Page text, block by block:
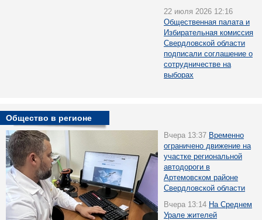
22 июля 2026 12:16
Общественная палата и
Избирательная комиссия
Свердловской области
подписали соглашение о
сотрудничестве на
выборах
Общество в регионе
Вчера 13:37 Временно
ограничено движение на
участке региональной
автодороги в
Артемовском районе
Свердловской области
Вчера 13:14 На Среднем
Урале жителей